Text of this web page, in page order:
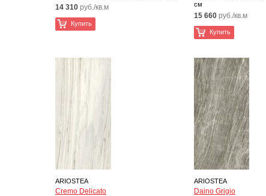
14 310 руб./кв.м
Купить
см
15 660 руб./кв.м
Купить
ARIOSTEA
Cremo Delicato
ARIOSTEA
Daino Grigio